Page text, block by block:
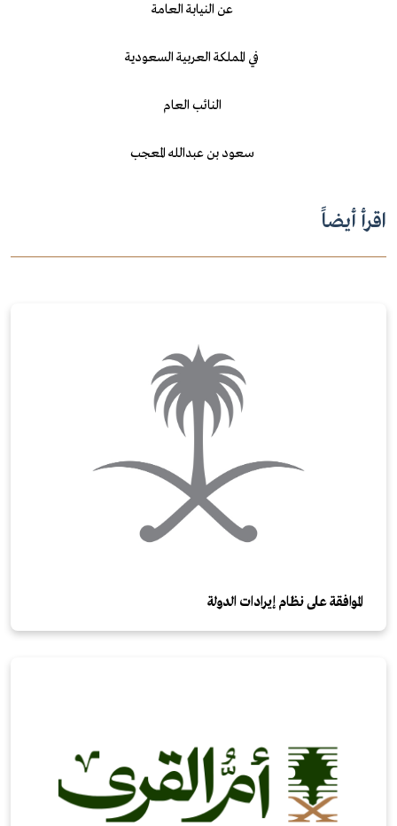
عن النيابة العامة
في المملكة العربية السعودية
النائب العام
سعود بن عبدالله المعجب
اقرأ أيضاً
الموافقة على نظام إيرادات الدولة